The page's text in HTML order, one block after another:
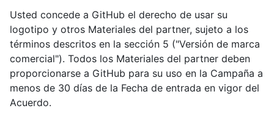
Usted concede a GitHub el derecho de usar su
logotipo y otros Materiales del partner, sujeto a los
términos descritos en la sección 5 ("Versión de marca
comercial"). Todos los Materiales del partner deben
proporcionarse a GitHub para su uso en la Campaña a
menos de 30 días de la Fecha de entrada en vigor del
Acuerdo.